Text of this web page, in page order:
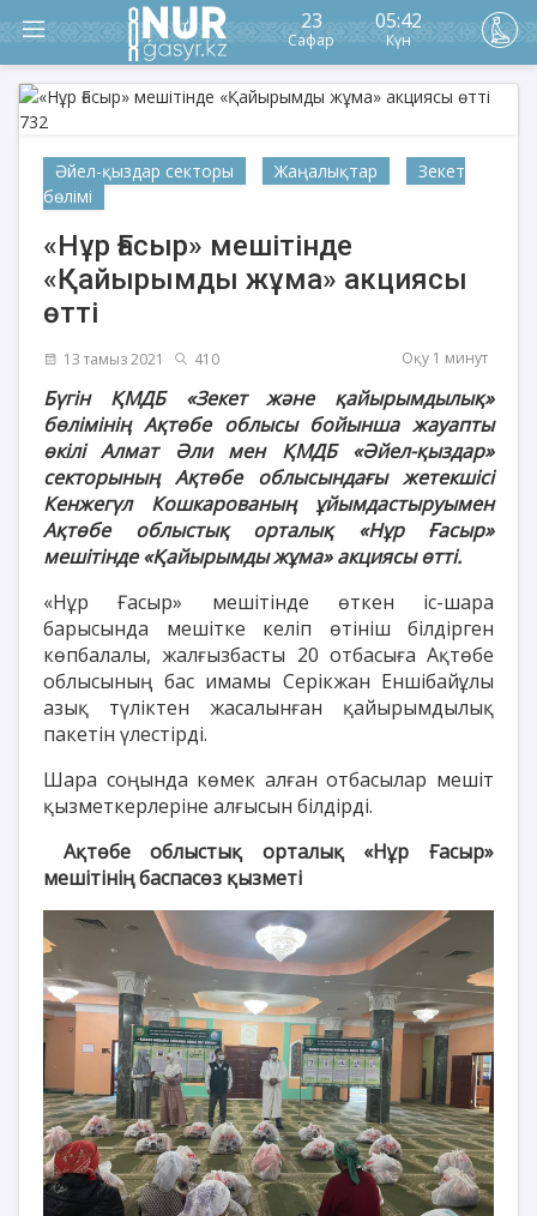
23
Сафар
05:42
Күн
Әйел-қыздар секторы Жаңалықтар
Зекет
бөлімі
«Нұр Ғасыр» мешітінде
«Қайырымды жұма» акциясы
өтті
13 тамыз 2021 410 Оқу 1 минут
Бүгін ҚМДБ «Зекет және қайырымдылық»
бөлімінің Ақтөбе облысы бойынша жауапты
өкілі Алмат Әли мен ҚМДБ «Әйел-қыздар»
секторының Ақтөбе облысындағы жетекшісі
Кенжегүл Кошкарованың ұйымдастыруымен
Ақтөбе облыстық орталық «Нұр Ғасыр»
мешітінде «Қайырымды жұма» акциясы өтті.
«Нұр Ғасыр» мешітінде өткен іс-шара
барысында мешітке келіп өтініш білдірген
көпбалалы, жалғызбасты 20 отбасыға Ақтөбе
облысының бас имамы Серікжан Еншібайұлы
азық түліктен жасалынған қайырымдылық
пакетін үлестірді.
Шара соңында көмек алған отбасылар мешіт
қызметкерлеріне алғысын білдірді.
Ақтөбе облыстық орталық «Нұр Ғасыр»
мешітінің баспасөз қызметі